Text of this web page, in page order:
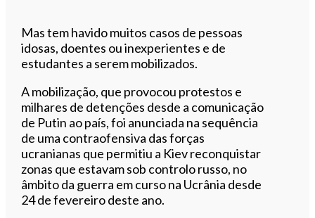
Mas tem havido muitos casos de pessoas
idosas, doentes ou inexperientes e de
estudantes a serem mobilizados.
A mobilização, que provocou protestos e
milhares de detenções desde a comunicação
de Putin ao país, foi anunciada na sequência
de uma contraofensiva das forças
ucranianas que permitiu a Kiev reconquistar
zonas que estavam sob controlo russo, no
âmbito da guerra em curso na Ucrânia desde
24 de fevereiro deste ano.